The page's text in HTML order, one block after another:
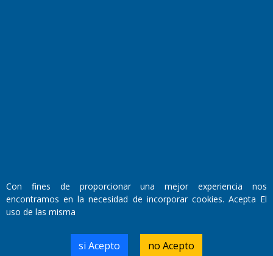
Miembro de ADIRA,ADEPA y CPPAL
Propietario: El Diario SRL
Director Periodístico:
Con fines de proporcionar una mejor experiencia nos
encontramos en la necesidad de incorporar cookies. Acepta El
uso de las misma
si Acepto no Acepto